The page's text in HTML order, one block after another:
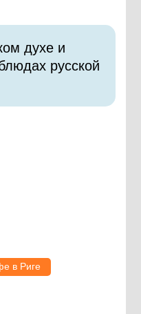
духе и
русской
в Риге